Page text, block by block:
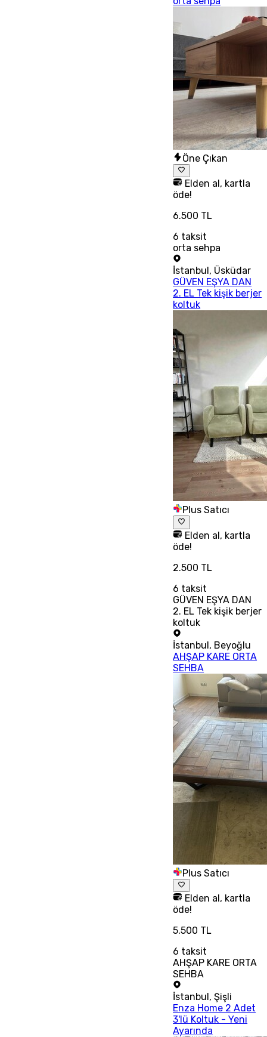
Öne Çıkan
Elden al, kartla
öde!
6.500 TL
6 taksit
orta sehpa
İstanbul , Üsküdar
GÜVEN EŞYA DAN
2. EL Tek kişik berjer
koltuk
Plus Satıcı
Elden al, kartla
öde!
2.500 TL
6 taksit
GÜVEN EŞYA DAN
2. EL Tek kişik berjer
koltuk
İstanbul, Beyoğlu
AHŞAP KARE ORTA
SEHBA
Plus Satıcı
Elden al, kartla
öde!
5.500 TL
6 taksit
AHŞAP KARE ORTA
SEHBA
İstanbul,Şişli
Enza Home 2 Adet
3'lü Koltuk - Yeni
Ayarında